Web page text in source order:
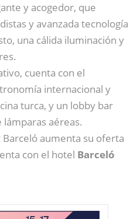
y acogedor, que
y avanzada tecnología
una cálida iluminación y
cuenta con el
internacional y
turca, y un lobby bar
aéreas.
Barceló aumenta su oferta
con el hotel Barceló